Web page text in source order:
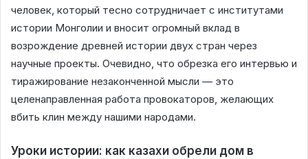
человек, который тесно сотрудничает с институтами
истории Монголии и вносит огромный вклад в
возрождение древней истории двух стран через
научные проекты. Очевидно, что обрезка его интервью и
тиражирование незаконченной мысли — это
целенаправленная работа провокаторов, желающих
вбить клин между нашими народами.
Уроки истории: как казахи обрели дом в